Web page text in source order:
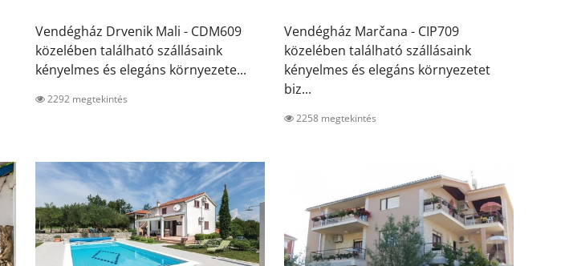
Vendégház Drvenik Mali - CDM609
közelében található szállásaink
kényelmes és elegáns környezete...
2292 megtekintés
Vendégház Marčana - CIP709
közelében található szállásaink
kényelmes és elegáns környezetet
biz...
2258 megtekintés